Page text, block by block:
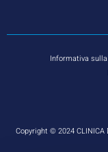
Informativa
Copyright © 2024 CLINICA